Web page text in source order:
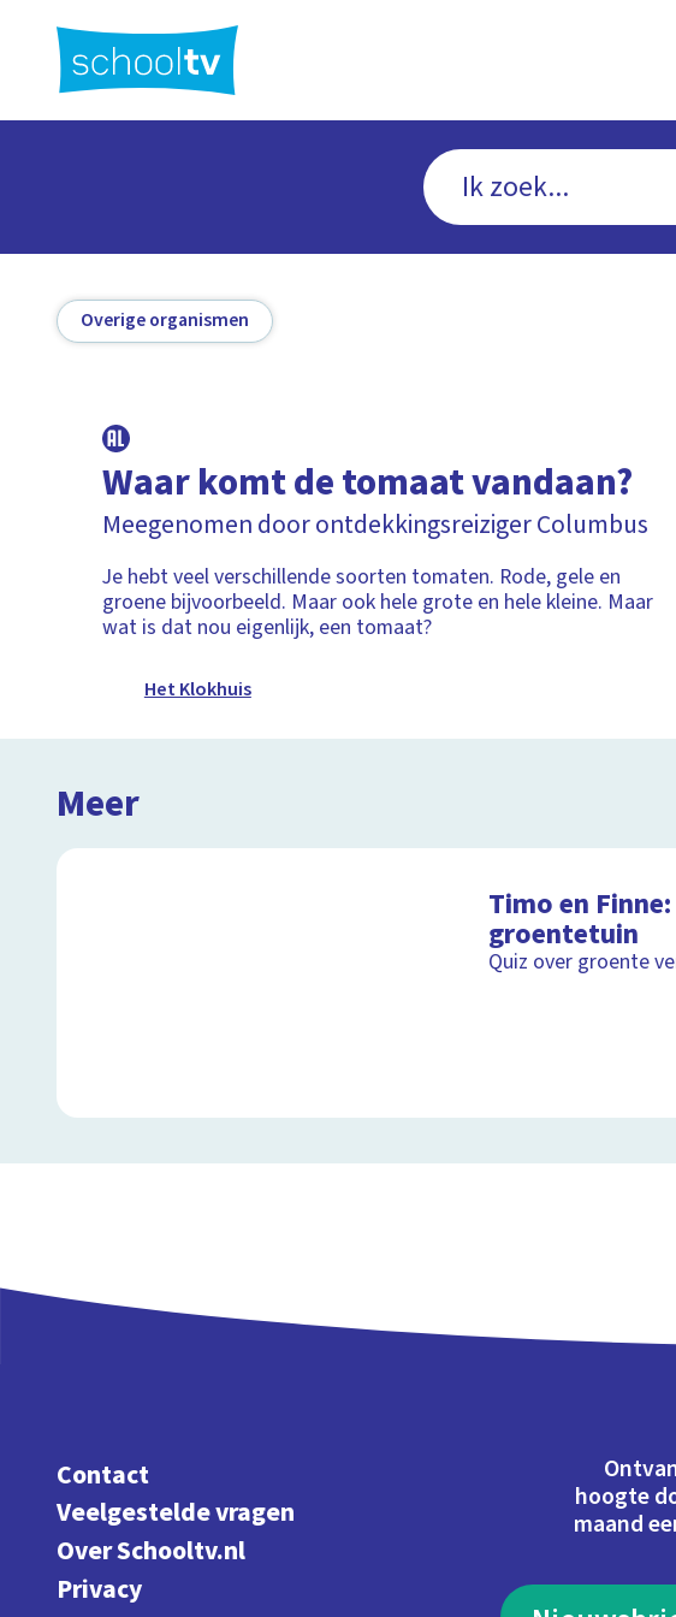
hoofdinhoud
Overige organismen
Waar komt de tomaat vandaan?
Meegenomen door ontdekkingsreiziger Columbus
Je hebt veel verschillende soorten tomaten. Rode, gele en
groene bijvoorbeeld. Maar ook hele grote en hele kleine. Maar
wat is dat nou eigenlijk, een tomaat?
Het Klokhuis
Meer
Timo en
groentetuin
Quiz over groente
Contact
Veelgestelde vragen
Over Schooltv.nl
Privacy
hoogte
maand